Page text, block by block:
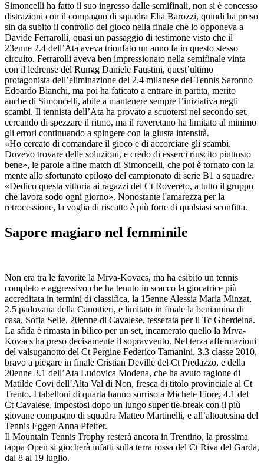
Simoncelli ha fatto il suo ingresso dalle semifinali, non si è concesso
distrazioni con il compagno di squadra Elia Barozzi, quindi ha preso
sin da subito il controllo del gioco nella finale che lo opponeva a
Davide Ferrarolli, quasi un passaggio di testimone visto che il
23enne 2.4 dell’Ata aveva trionfato un anno fa in questo stesso
circuito. Ferrarolli aveva ben impressionato nella semifinale vinta
con il ledrense del Rungg Daniele Faustini, quest’ultimo
protagonista dell’eliminazione del 2.4 milanese del Tennis Saronno
Edoardo Bianchi, ma poi ha faticato a entrare in partita, merito
anche di Simoncelli, abile a mantenere sempre l’iniziativa negli
scambi. Il tennista dell’Ata ha provato a scuotersi nel secondo set,
cercando di spezzare il ritmo, ma il roveretano ha limitato al minimo
gli errori continuando a spingere con la giusta intensità.
«Ho cercato di comandare il gioco e di accorciare gli scambi.
Dovevo trovare delle soluzioni, e credo di esserci riuscito piuttosto
bene», le parole a fine match di Simoncelli, che poi è tornato con la
mente allo sfortunato epilogo del campionato di serie B1 a squadre.
«Dedico questa vittoria ai ragazzi del Ct Rovereto, a tutto il gruppo
che lavora sodo ogni giorno». Nonostante l'amarezza per la
retrocessione, la voglia di riscatto è più forte di qualsiasi sconfitta.
Sapore magiaro nel femminile
Non era tra le favorite la Mrva-Kovacs, ma ha esibito un tennis
completo e aggressivo che ha tenuto in scacco la giocatrice più
accreditata in termini di classifica, la 15enne Alessia Maria Minzat,
2.5 padovana della Canottieri, e limitato in finale la beniamina di
casa, Sofia Selle, 20enne di Cavalese, tesserata per il Tc Gherdeina.
La sfida è rimasta in bilico per un set, incamerato quello la Mrva-
Kovacs ha preso decisamente il sopravvento. Nel terza affermazioni
del valsuganotto del Ct Pergine Federico Tamanini, 3.3 classe 2010,
bravo a piegare in finale Cristian Deville del Ct Predazzo, e della
20enne 3.1 dell’Ata Ludovica Modena, che ha avuto ragione di
Matilde Covi dell’Alta Val di Non, fresca di titolo provinciale al Ct
Trento. I tabelloni di quarta hanno sorriso a Michele Fiore, 4.1 del
Ct Cavalese, impostosi dopo un lungo super tie-break con il più
giovane compagno di squadra Matteo Martinelli, e all’altoatesina del
Tennis Eggen Anna Pfeifer.
Il Mountain Tennis Trophy resterà ancora in Trentino, la prossima
tappa Open si giocherà infatti sulla terra rossa del Ct Riva del Garda,
dal 8 al 19 luglio.